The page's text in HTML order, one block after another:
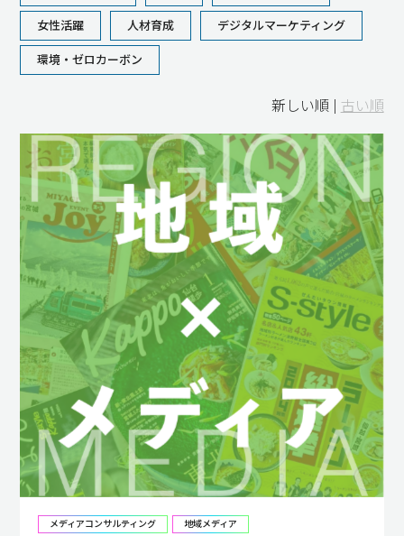
女性活躍 人材育成 デジタルマーケティング
環境・ゼロカーボン
新しい順 | 古い順
メディアコンサルティング 地域メディア